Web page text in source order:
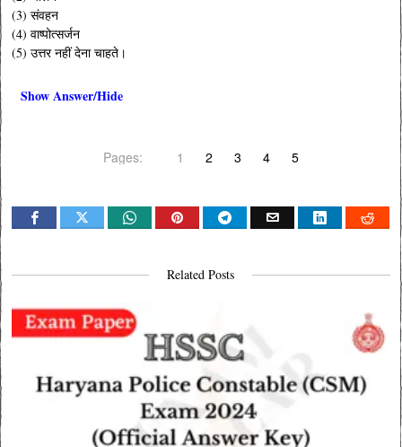
(3) संवहन
(4) वाष्पोत्सर्जन
(5) उत्तर नहीं देना चाहते।
Show Answer/Hide
Pages: 1 2 3 4 5
Related Posts